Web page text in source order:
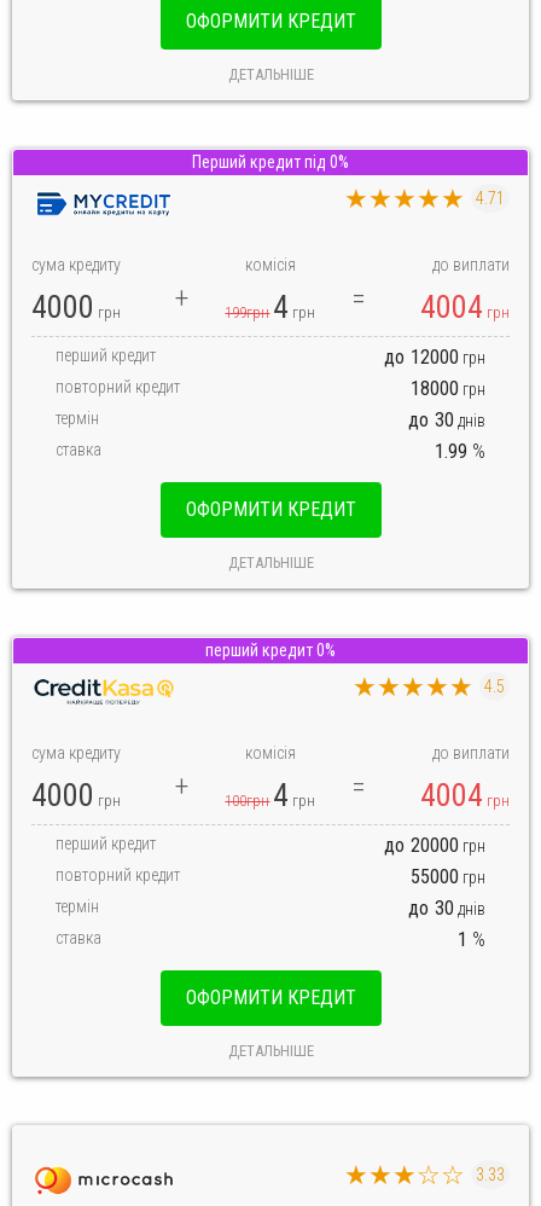
ОФОРМИТИ КРЕДИТ
ДЕТАЛЬНІШЕ
★★★★★ 4.71
до виплати
4004 грн
сума кредиту
4000 грн
комісія
199грн 4 грн
перший кредит до 12000 грн
повторний кредит
18000 грн
термін
до 30 днів
ставка
1.99 %
Перший кредит під 0%
ОФОРМИТИ КРЕДИТ
ДЕТАЛЬНІШЕ
★★★★★ 4.5
до виплати
4004 грн
сума кредиту
4000 грн
комісія
100грн 4 грн
перший кредит до 20000 грн
повторний кредит
55000 грн
термін
до 30 днів
ставка
1 %
перший кредит 0%
ОФОРМИТИ КРЕДИТ
ДЕТАЛЬНІШЕ
★★★☆☆ 3.33